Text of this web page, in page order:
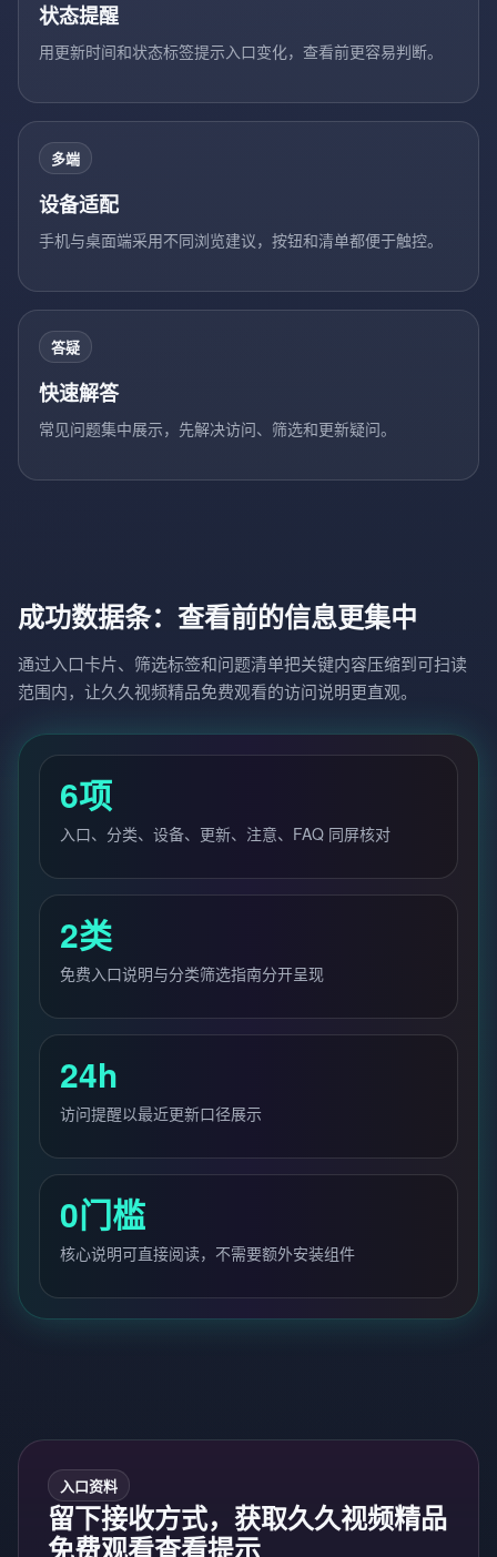
状态提醒
用更新时间和状态标签提示入口变化，查看前更容易判断。
多端
设备适配
手机与桌面端采用不同浏览建议，按钮和清单都便于触控。
答疑
快速解答
常见问题集中展示，先解决访问、筛选和更新疑问。
成功数据条：查看前的信息更集中
通过入口卡片、筛选标签和问题清单把关键内容压缩到可扫读
范围内，让久久视频精品免费观看的访问说明更直观。
6项
入口、分类、设备、更新、注意、FAQ 同屏核对
2类
免费入口说明与分类筛选指南分开呈现
24h
访问提醒以最近更新口径展示
0门槛
核心说明可直接阅读，不需要额外安装组件
入口资料
留下接收方式，获取久久视频精品
免费观看查看提示